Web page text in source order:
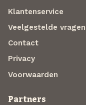
Klantenservice
Veelgestelde vragen
Contact
Privacy
Voorwaarden
Partners